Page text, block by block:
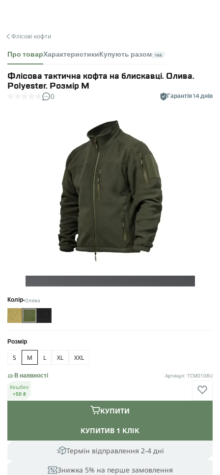
Флісові кофти
Про товарХарактеристики Купують разом 166
Флісова тактична кофта на блискавці. Олива.
Polyester. Розмір M
0 Гарантія 14 днів
Колір Олива
Розмір
S M L XL XXL
Термін відправлення 2-4 дні
Знижка 5% на перше замовлення
КУПИТИВ 1 КЛІК
КУПИТИ
В наявності
Артикул: TCM0108U
Кешбек
+50 ₴